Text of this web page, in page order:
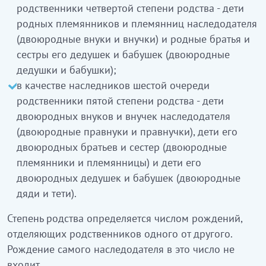
родственники четвертой степени родства - дети
родных племянников и племянниц наследодателя
(двоюродные внуки и внучки) и родные братья и
сестры его дедушек и бабушек (двоюродные
дедушки и бабушки);
в качестве наследников шестой очереди
родственники пятой степени родства - дети
двоюродных внуков и внучек наследодателя
(двоюродные правнуки и правнучки), дети его
двоюродных братьев и сестер (двоюродные
племянники и племянницы) и дети его
двоюродных дедушек и бабушек (двоюродные
дяди и тети).
Степень родства определяется числом рождений,
отделяющих родственников одного от другого.
Рождение самого наследодателя в это число не